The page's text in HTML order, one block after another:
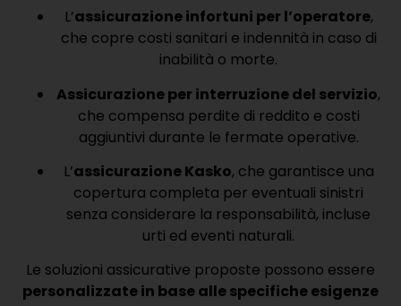
L’assicurazione infortuni per l’operatore,
che copre costi sanitari e indennità in caso di
inabilità o morte.
Assicurazione per interruzione del servizio,
che compensa perdite di reddito e costi
aggiuntivi durante le fermate operative.
L’assicurazione Kasko, che garantisce una
copertura completa per eventuali sinistri
senza considerare la responsabilità, incluse
urti ed eventi naturali.
Le soluzioni assicurative proposte possono essere
personalizzate in base alle specifiche esigenze